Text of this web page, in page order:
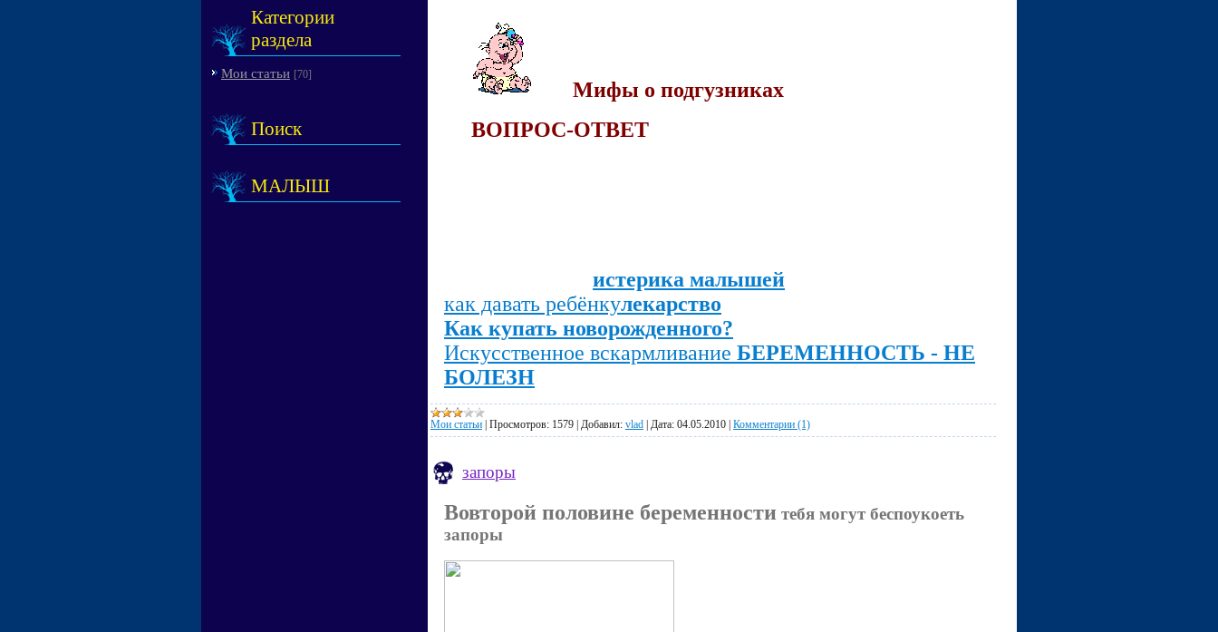
Категории
раздела
Мои статьи [70]
Поиск
МАЛЫШ
Мифы о подгузниках
ВОПРОС-ОТВЕТ
истерика малышей
как давать ребёнкулекарство
Как купать новорожденного?
Искусственное вскармливание БЕРЕМЕННОСТЬ - НЕ
БОЛЕЗН
Мои статьи Просмотров: 1579 Добавил: vlad Дата: 04.05.2010 Комментарии (1)
запоры
Вовторой половине беременности тебя могут беспоукоеть
запоры